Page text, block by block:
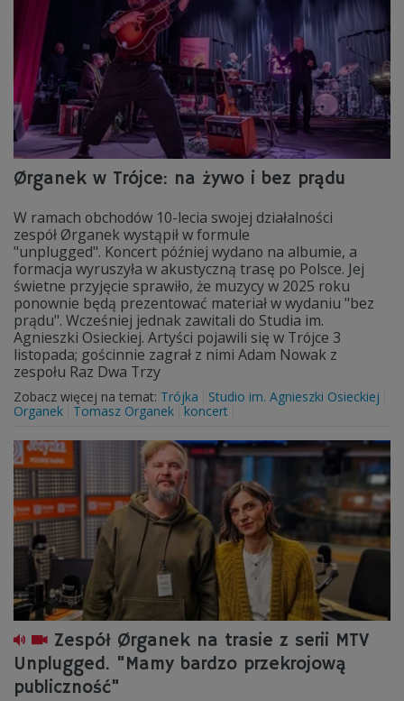
Ørganek w Trójce: na żywo i bez prądu
W ramach obchodów 10-lecia swojej działalności
zespół Ørganek wystąpił w formule
"unplugged". Koncert później wydano na albumie, a
formacja wyruszyła w akustyczną trasę po Polsce. Jej
świetne przyjęcie sprawiło, że muzycy w 2025 roku
ponownie będą prezentować materiał w wydaniu "bez
prądu". Wcześniej jednak zawitali do Studia im.
Agnieszki Osieckiej. Artyści pojawili się w Trójce 3
listopada; gościnnie zagrał z nimi Adam Nowak z
zespołu Raz Dwa Trzy
Zobacz więcej na temat: Trójka
Studio im. Agnieszki Osieckiej
Organek
Tomasz Organek koncert
Zespół Ørganek na trasie z serii MTV
Unplugged. "Mamy bardzo przekrojową
publiczność"